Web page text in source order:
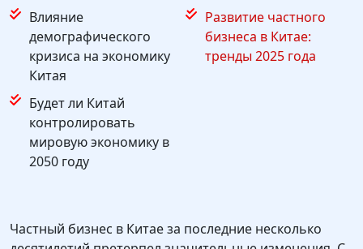
Влияние
демографического
кризиса на экономику
Китая
Развитие частного
бизнеса в Китае:
тренды 2025 года
Будет ли Китай
контролировать
мировую экономику в
2050 году
Частный бизнес в Китае за последние несколько